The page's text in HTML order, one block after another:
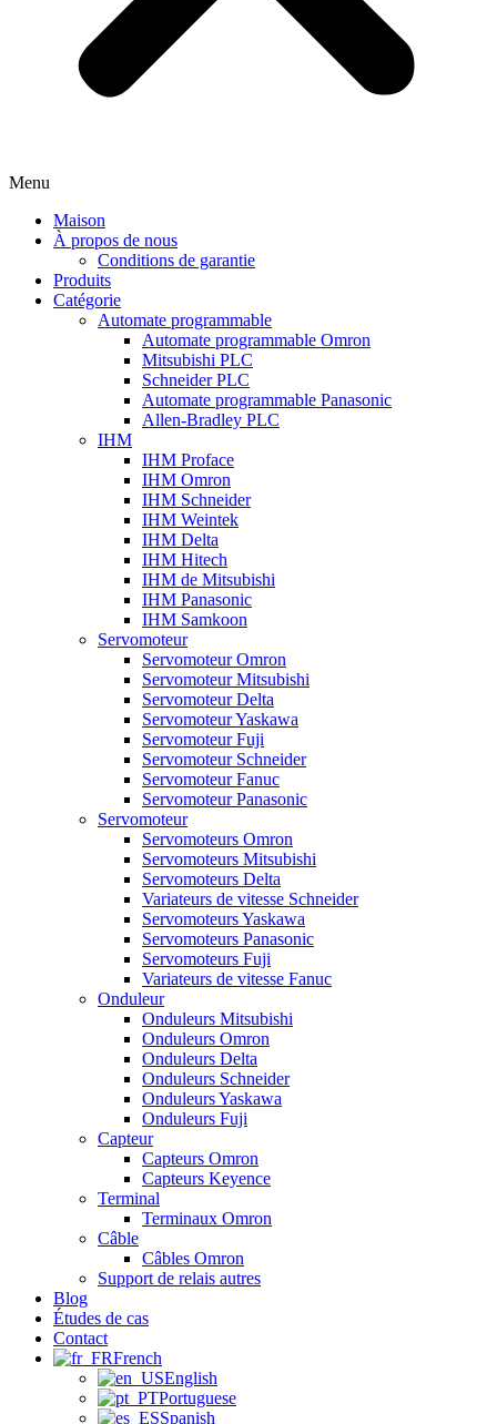
Menu
Maison
À propos de nous
Conditions de garantie
Produits
Catégorie
Automate programmable
Automate programmable Omron
Mitsubishi PLC
Schneider PLC
Automate programmable Panasonic
Allen-Bradley PLC
IHM
IHM Proface
IHM Omron
IHM Schneider
IHM Weintek
IHM Delta
IHM Hitech
IHM de Mitsubishi
IHM Panasonic
IHM Samkoon
Servomoteur
Servomoteur Omron
Servomoteur Mitsubishi
Servomoteur Delta
Servomoteur Yaskawa
Servomoteur Fuji
Servomoteur Schneider
Servomoteur Fanuc
Servomoteur Panasonic
Servomoteur
Servomoteurs Omron
Servomoteurs Mitsubishi
Servomoteurs Delta
Variateurs de vitesse Schneider
Servomoteurs Yaskawa
Servomoteurs Panasonic
Servomoteurs Fuji
Variateurs de vitesse Fanuc
Onduleur
Onduleurs Mitsubishi
Onduleurs Omron
Onduleurs Delta
Onduleurs Schneider
Onduleurs Yaskawa
Onduleurs Fuji
Capteur
Capteurs Omron
Capteurs Keyence
Terminal
Terminaux Omron
Câble
Câbles Omron
Support de relais autres
Blog
Études de cas
Contact
French
English
Portuguese
Spanish